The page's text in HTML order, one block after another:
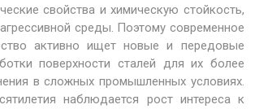
свойства и химическую стойкость,
среды. Поэтому современное
активно ищет новые и передовые
поверхности сталей для их более
в сложных промышленных условиях.
наблюдается рост интереса к